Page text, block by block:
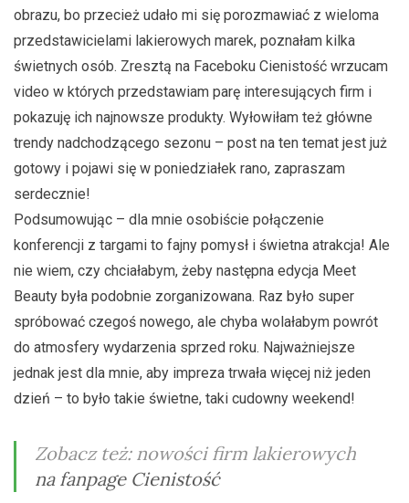
obrazu, bo przecież udało mi się porozmawiać z wieloma
przedstawicielami lakierowych marek, poznałam kilka
świetnych osób. Zresztą na Faceboku Cienistość wrzucam
video w których przedstawiam parę interesujących firm i
pokazuję ich najnowsze produkty. Wyłowiłam też główne
trendy nadchodzącego sezonu – post na ten temat jest już
gotowy i pojawi się w poniedziałek rano, zapraszam
serdecznie!
Podsumowując – dla mnie osobiście połączenie
konferencji z targami to fajny pomysł i świetna atrakcja! Ale
nie wiem, czy chciałabym, żeby następna edycja Meet
Beauty była podobnie zorganizowana. Raz było super
spróbować czegoś nowego, ale chyba wolałabym powrót
do atmosfery wydarzenia sprzed roku. Najważniejsze
jednak jest dla mnie, aby impreza trwała więcej niż jeden
dzień – to było takie świetne, taki cudowny weekend!
Zobacz też: nowości firm lakierowych
na fanpage Cienistość